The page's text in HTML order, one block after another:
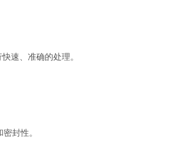
速、准确的处理。
封性。